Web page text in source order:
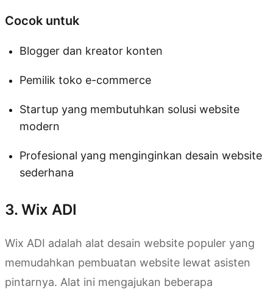
Cocok untuk
Blogger dan kreator konten
Pemilik toko e-commerce
Startup yang membutuhkan solusi website
modern
Profesional yang menginginkan desain website
sederhana
3. Wix ADI
Wix ADI adalah alat desain website populer yang
memudahkan pembuatan website lewat asisten
pintarnya. Alat ini mengajukan beberapa